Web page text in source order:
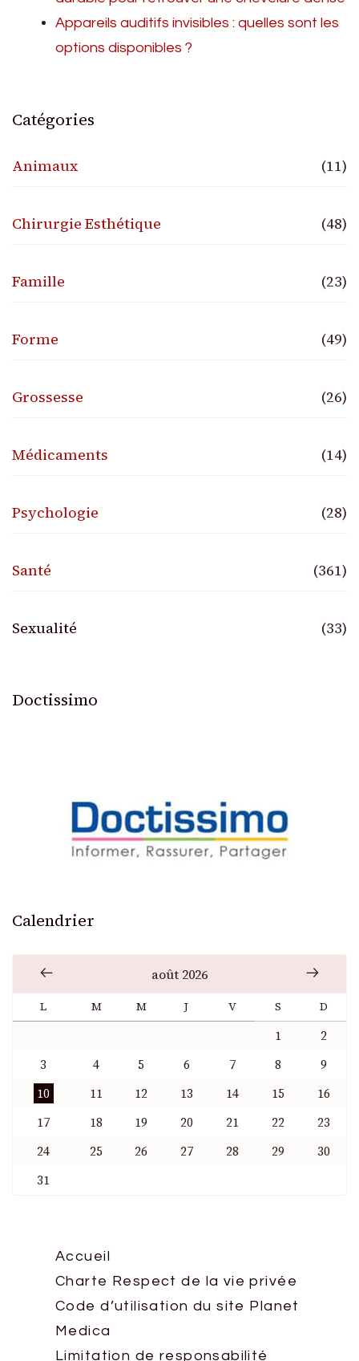
Appareils auditifs invisibles : quelles sont les
options disponibles ?
Catégories
Animaux (11)
Chirurgie Esthétique (48)
Famille (23)
Forme (49)
Grossesse (26)
Médicaments (14)
Psychologie (28)
Santé (361)
Sexualité (33)
Doctissimo
Calendrier
août 2026
L M M J V S D
1
2
3
4 5 6 7 8
9
10
11 12 13 14 15
16
17
18 19 20 21 22
23
24
25 26 27 28 29
30
31
Accueil
Charte Respect de la vie privée
Code d’utilisation du site Planet
Medica
Limitation de responsabilité